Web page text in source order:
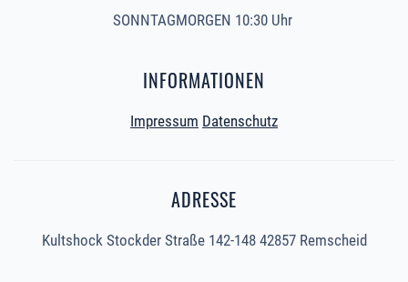
SONNTAGMORGEN 10:30 Uhr
INFORMATIONEN
Impressum Datenschutz
ADRESSE
Kultshock Stockder Straße 142-148 42857 Remscheid